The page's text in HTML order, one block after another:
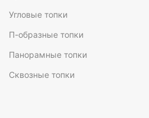
Угловые топки
П-образные топки
Панорамные топки
Сквозные топки